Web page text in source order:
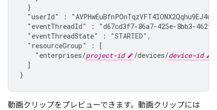
  }
"userId" :
"eventThreadId" : "d67cd3f7-86a7-425e-8bb3-
  "eventThreadState" : "STARTED",
  "resourceGroup" : [
    "enterprises/
project-id /devices/device-id
  ]
}
動画クリップをプレビューできます。動画クリップには